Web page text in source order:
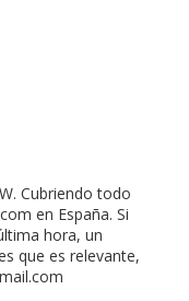
Cubriendo todo
en España. Si
hora, un
que es relevante,